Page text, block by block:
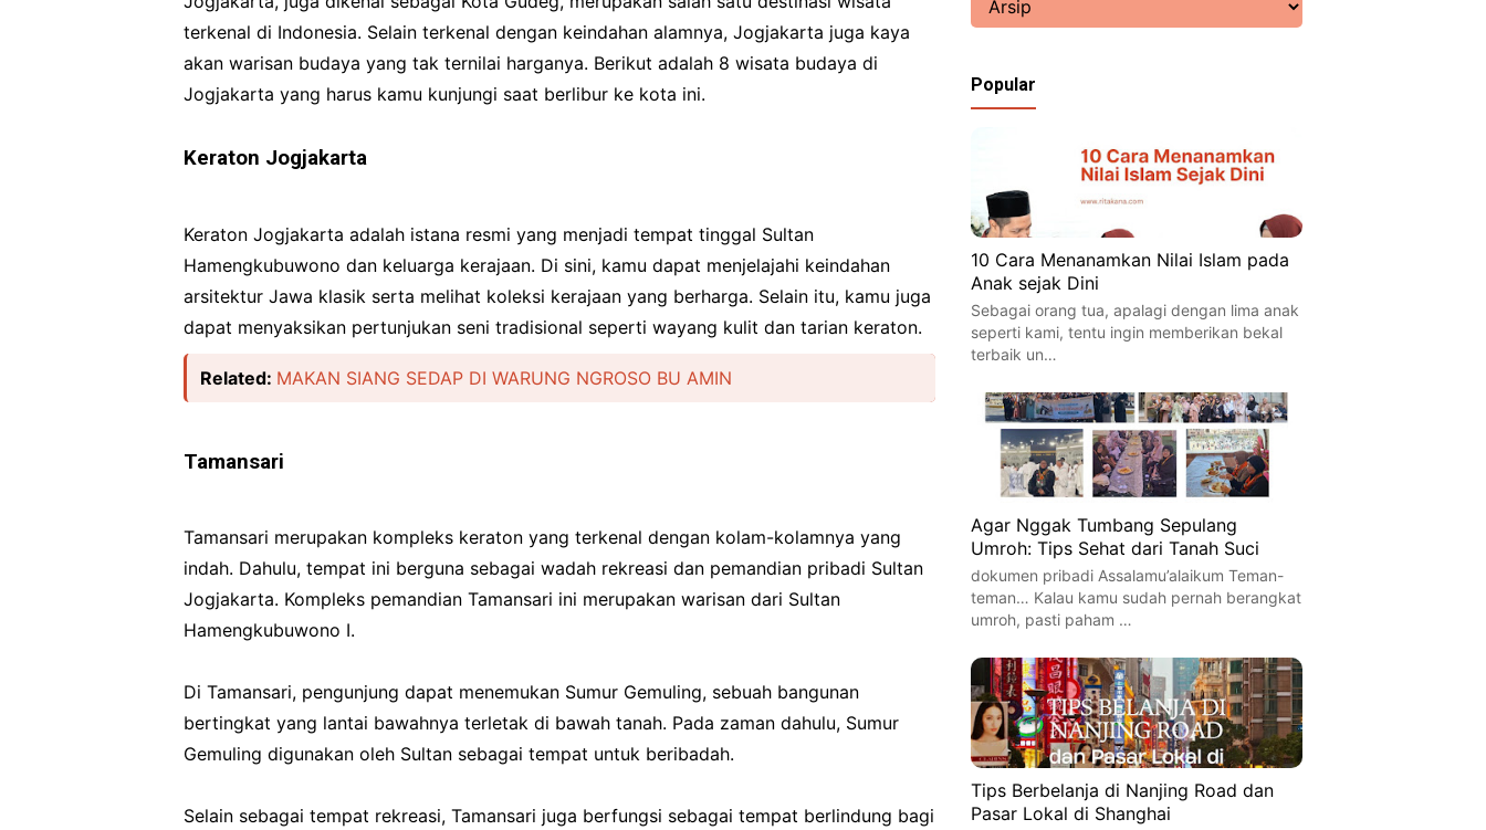
terkenal di Indonesia. Selain terkenal dengan keindahan alamnya, Jogjakarta juga kaya
akan warisan budaya yang tak ternilai harganya. Berikut adalah 8 wisata budaya di
Jogjakarta yang harus kamu kunjungi saat berlibur ke kota ini.
Keraton Jogjakarta
Keraton Jogjakarta adalah istana resmi yang menjadi tempat tinggal Sultan
Hamengkubuwono dan keluarga kerajaan. Di sini, kamu dapat menjelajahi keindahan
arsitektur Jawa klasik serta melihat koleksi kerajaan yang berharga. Selain itu, kamu juga
dapat menyaksikan pertunjukan seni tradisional seperti wayang kulit dan tarian keraton.
Related: MAKAN SIANG SEDAP DI WARUNG NGROSO BU AMIN
Tamansari
Tamansari merupakan kompleks keraton yang terkenal dengan kolam-kolamnya yang
indah. Dahulu, tempat ini berguna sebagai wadah rekreasi dan pemandian pribadi Sultan
Jogjakarta. Kompleks pemandian Tamansari ini merupakan warisan dari Sultan
Hamengkubuwono I.
Di Tamansari, pengunjung dapat menemukan Sumur Gemuling, sebuah bangunan
bertingkat yang lantai bawahnya terletak di bawah tanah. Pada zaman dahulu, Sumur
Gemuling digunakan oleh Sultan sebagai tempat untuk beribadah.
Selain sebagai tempat rekreasi, Tamansari juga berfungsi sebagai tempat berlindung bagi
Popular
10 Cara Menanamkan Nilai Islam pada
Anak sejak Dini
Sebagai orang tua, apalagi dengan lima anak
seperti kami, tentu ingin memberikan bekal
terbaik un…
Agar Nggak Tumbang Sepulang
Umroh: Tips Sehat dari Tanah Suci
dokumen pribadi Assalamu’alaikum Teman-
teman… Kalau kamu sudah pernah berangkat
umroh, pasti paham …
Tips Berbelanja di Nanjing Road dan
Pasar Lokal di Shanghai